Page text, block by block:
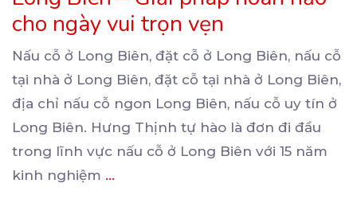
cho ngày vui trọn vẹn
Nấu cỗ ở Long Biên, đặt cỗ ở Long Biên, nấu cỗ
tại nhà ở Long Biên, đặt cỗ tại nhà ở Long Biên,
địa chỉ nấu cỗ ngon Long Biên, nấu cỗ uy tín ở
Long Biên. Hưng Thịnh tự hào là đơn đi đầu
trong lĩnh vực nấu cỗ ở Long Biên với 15 năm
kinh nghiệm ...